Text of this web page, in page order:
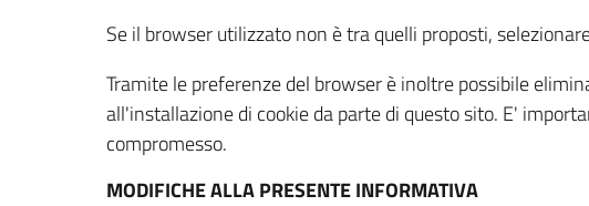
Se il browser utilizzato non è tra quelli proposti,
Tramite le preferenze del browser è inoltre possibile
all'installazione di cookie da parte di questo sito. E'
compromesso.
MODIFICHE ALLA PRESENTE INFORMATIVA